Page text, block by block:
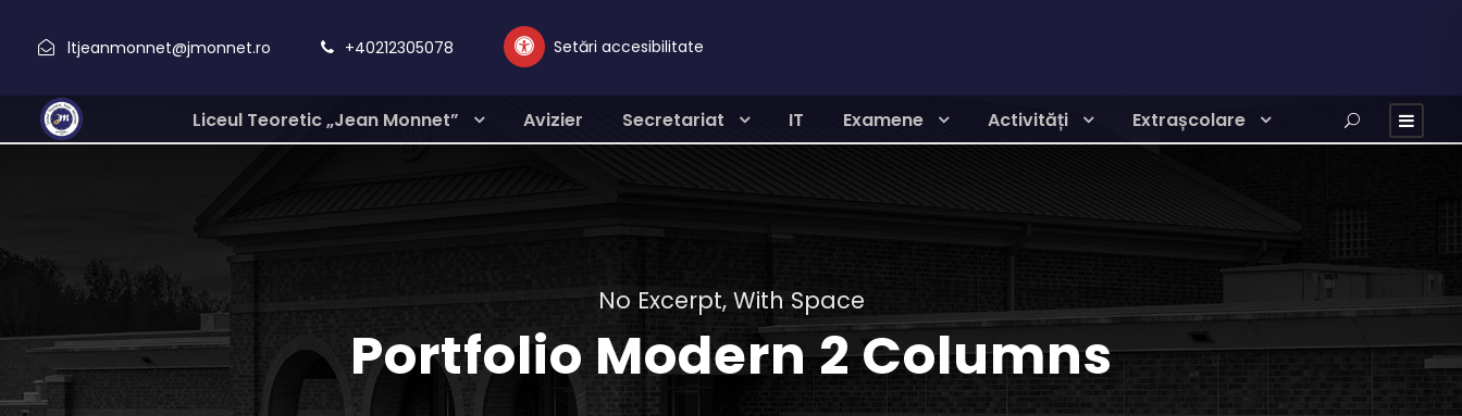
ltjeanmonnet@jmonnet.ro +40212305078 Setări accesibilitate
Liceul Teoretic „Jean Monnet” Avizier Secretariat IT Examene Activități Extrașcolare
No Excerpt, With Space
Portfolio Modern 2 Columns